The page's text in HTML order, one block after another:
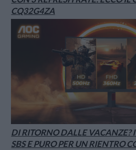
CQ32G4ZA
DI RITORNO DALLE VACANZE?
SBS E PURO PER UN RIENTRO